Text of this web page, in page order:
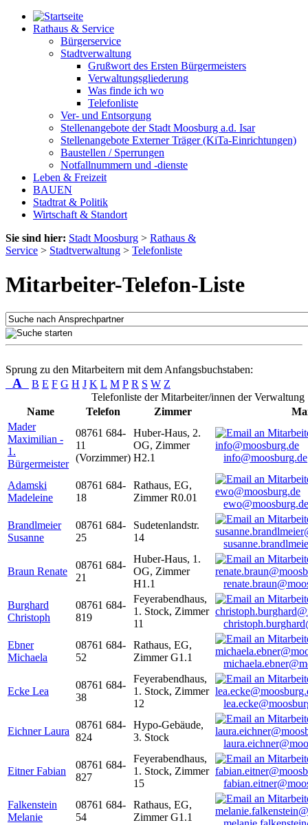
Rathaus & Service
Bürgerservice
Stadtverwaltung
Grußwort des Ersten Bürgermeisters
Verwaltungsgliederung
Was finde ich wo
Telefonliste
Ver- und Entsorgung
Stellenangebote der Stadt Moosburg a.d. Isar
Stellenangebote Externer Träger (KiTa-Einrichtungen)
Baustellen / Sperrungen
Notfallnummern und -dienste
Leben & Freizeit
BAUEN
Stadtrat & Politik
Wirtschaft & Standort
Sie sind hier: Stadt Moosburg > Rathaus &
Service > Stadtverwaltung > Telefonliste
Mitarbeiter-Telefon-Liste
Sprung zu den Mitarbeitern mit dem Anfangsbuchstaben:
A B E F G H J K L M P R S W Z
Telefonliste der Mitarbeiter/innen der Verwaltung
Name
Telefon Zimmer
Mader
Maximilian -
1.
Bürgermeister
08761 684-
11
(Vorzimmer)
Huber-Haus, 2.
OG, Zimmer
H2.1
info@moosburg.de
Adamski
Madeleine
08761 684-
18
Rathaus, EG,
Zimmer R0.01
ewo@moosburg.de
Brandlmeier
Susanne
08761 684-
25
Sudetenlandstr.
14
Braun Renate
08761 684-
21
Huber-Haus, 1.
OG, Zimmer
H1.1
Burghard
Christoph
08761 684-
819
Feyerabendhaus,
1. Stock, Zimmer
11
Ebner
Michaela
08761 684-
52
Rathaus, EG,
Zimmer G1.1
Ecke Lea
08761 684-
38
Feyerabendhaus,
1. Stock, Zimmer
12
Eichner Laura
08761 684-
824
Hypo-Gebäude,
3. Stock
Eitner Fabian
08761 684-
827
Feyerabendhaus,
1. Stock, Zimmer
15
Falkenstein
Melanie
08761 684-
54
Rathaus, EG,
Zimmer G1.1